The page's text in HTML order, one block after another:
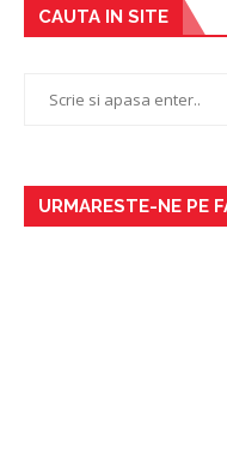
CAUTA IN SITE
URMARESTE-NE PE